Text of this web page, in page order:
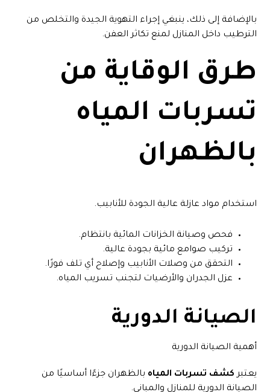
بالإضافة إلى ذلك، ينبغي إجراء التهوية الجيدة والتخلص من
الترطيب داخل المنازل لمنع تكاثر العفن.
طرق الوقاية من
تسربات المياه
بالظهران
استخدام مواد عازلة عالية الجودة للأنابيب.
فحص وصيانة الخزانات المائية بانتظام.
تركيب صوامع مائية بجودة عالية.
التحقق من وصلات الأنابيب وإصلاح أي تلف فورًا.
عزل الجدران والأرضيات لتجنب تسريب المياه.
الصيانة الدورية
أهمية الصيانة الدورية
يعتبر كشف تسربات المياه بالظهران جزءًا أساسيًا من
الصيانة الدورية للمنازل والمباني.